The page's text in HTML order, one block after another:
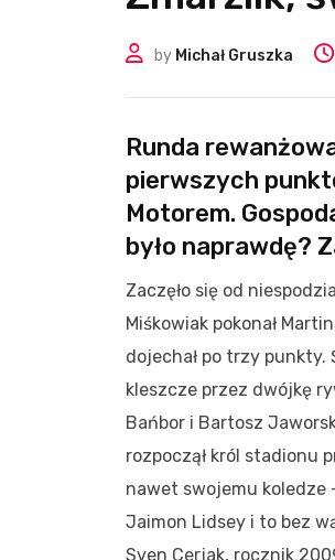
by Michał Gruszka
Runda
pierwszych
Motorem.
było naprawdę?
Zaczęło się od
Miśkowiak pokonał
dojechał po trzy punkty.
kleszcze przez dwójkę
Bańbor i Bartosz
rozpoczął król stadionu
nawet swojemu koledze
Jaimon Lidsey i to bez
Sven Cerjak, rocznik